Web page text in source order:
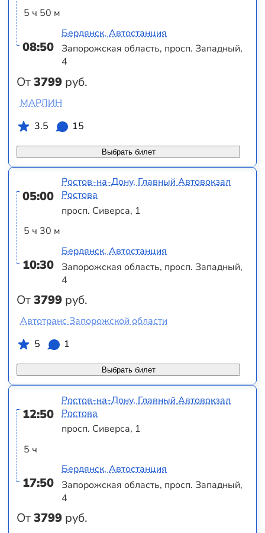
5 ч 50 м
08:50
От3799 руб.
Бердянск, Автостанция
Запорожская область, просп. Западный,
4
Выбрать билет
МАРЛИН
3.5
15
05:00
5 ч 30 м
10:30
От3799 руб.
Ростов-на-Дону, Главный Автовокзал
Ростова
просп. Сиверса, 1
Бердянск, Автостанция
Запорожская область, просп. Западный,
4
Выбрать билет
Автотранс Запорожской области
5
1
12:50
5 ч
17:50
От3799 руб.
Ростов-на-Дону, Главный Автовокзал
Ростова
просп. Сиверса, 1
Бердянск, Автостанция
Запорожская область, просп. Западный,
4